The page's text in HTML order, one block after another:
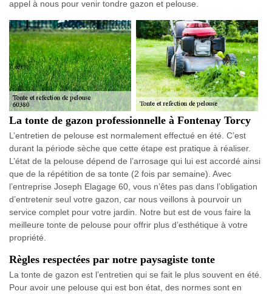
appel à nous pour venir tondre gazon et pelouse.
La tonte de gazon professionnelle à Fontenay Torcy
L’entretien de pelouse est normalement effectué en été. C’est
durant la période sèche que cette étape est pratique à réaliser.
L’état de la pelouse dépend de l’arrosage qui lui est accordé ainsi
que de la répétition de sa tonte (2 fois par semaine). Avec
l’entreprise Joseph Elagage 60, vous n’êtes pas dans l’obligation
d’entretenir seul votre gazon, car nous veillons à pourvoir un
service complet pour votre jardin. Notre but est de vous faire la
meilleure tonte de pelouse pour offrir plus d’esthétique à votre
propriété.
Règles respectées par notre paysagiste tonte
La tonte de gazon est l’entretien qui se fait le plus souvent en été.
Pour avoir une pelouse qui est bon état, des normes sont en